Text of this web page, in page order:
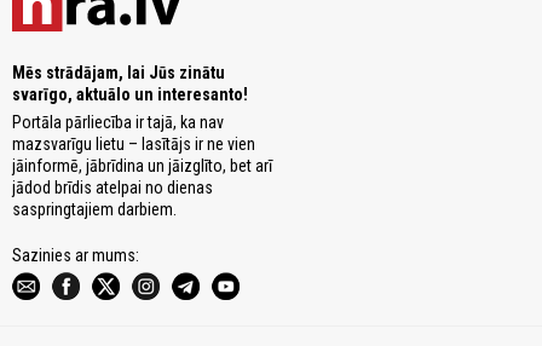
Mēs strādājam, lai Jūs zinātu
svarīgo, aktuālo un interesanto!
Portāla pārliecība ir tajā, ka nav
mazsvarīgu lietu – lasītājs ir ne vien
jāinformē, jābrīdina un jāizglīto, bet arī
jādod brīdis atelpai no dienas
saspringtajiem darbiem.
Sazinies ar mums: